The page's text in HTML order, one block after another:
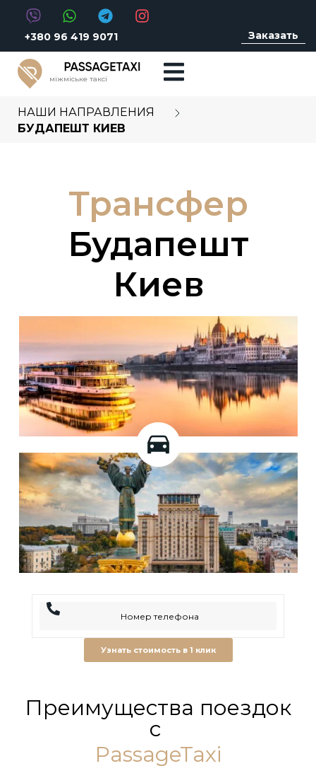
+380 96 419 9071 Заказать
міжміське таксі
НАШИ НАПРАВЛЕНИЯ
БУДАПЕШТ КИЕВ
Трансфер
Будапешт
Киев
Узнать стоимость в 1 клик
Преимущества поездок
с
PassageTaxi